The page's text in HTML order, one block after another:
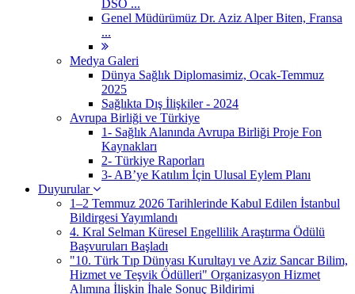
DSÖ ...
Genel Müdürümüz Dr. Aziz Alper Biten, Fransa
...
Medya Galeri
Dünya Sağlık Diplomasimiz, Ocak-Temmuz
2025
Sağlıkta Dış İlişkiler - 2024
Avrupa Birliği ve Türkiye
1- Sağlık Alanında Avrupa Birliği Proje Fon
Kaynakları
2- Türkiye Raporları
3- AB’ye Katılım İçin Ulusal Eylem Planı
Duyurular
1–2 Temmuz 2026 Tarihlerinde Kabul Edilen İstanbul
Bildirgesi Yayımlandı
4. Kral Selman Küresel Engellilik Araştırma Ödülü
Başvuruları Başladı
"10. Türk Tıp Dünyası Kurultayı ve Aziz Sancar Bilim,
Hizmet ve Teşvik Ödülleri" Organizasyon Hizmet
Alımına İlişkin İhale Sonuç Bildirimi